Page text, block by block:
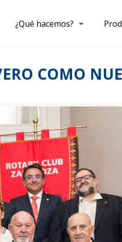
¿Qué hacemos?
COMO